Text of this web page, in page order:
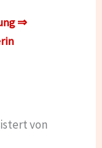
⇒
von